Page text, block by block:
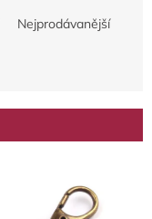
Nejprodávanější